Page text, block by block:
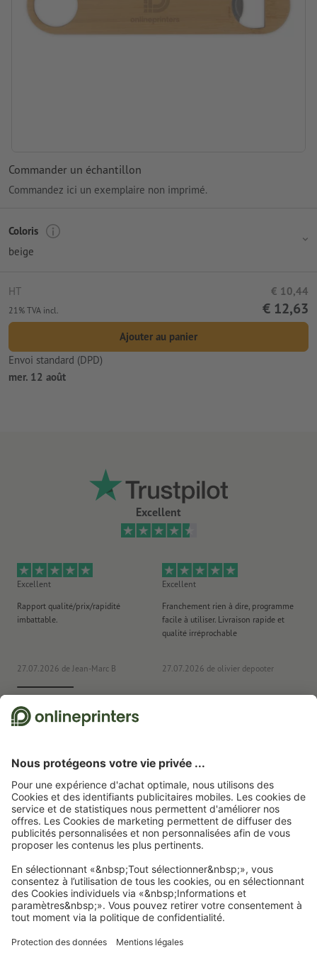
Commander un échantillon
Commandez ici un exemplaire non imprimé.
Coloris
beige
HT € 10,44
21% TVA incl. € 12,63
Ajouter au panier
Envoi standard (DPD)
mer. 12 août
Excellent
Excellent
Rapport qualité/prix/rapidité
imbattable.
27.07.2026 de Jean-Marc B
Excellent
Franchement rien à dire, programme
facile à utiliser. Livraison rapide et
qualité irréprochable
27.07.2026 de olivier depooter
Nous utilisons Trustpilot comme prestataire indépendant pour collecter des
évaluations. Vous trouverez iciles mesures prises par Trustpilot pour garantir
Page d'accueil Articles publicitaires Maison Ouvre-bouteilles
Décapsuleur
West Bank
15 %